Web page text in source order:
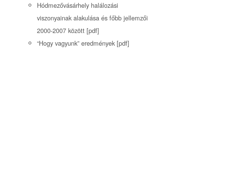
Hódmezővásárhely halálozási
viszonyainak alakulása és főbb jellemzői
2000-2007 között [pdf]
“Hogy vagyunk” eredmények [pdf]